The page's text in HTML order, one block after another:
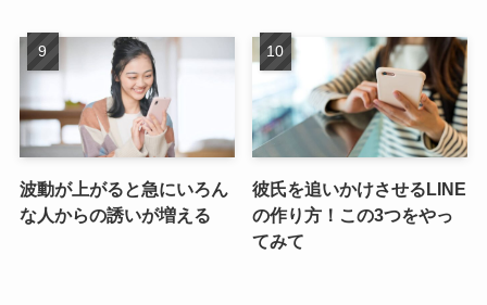
波動が上がると急にいろん
な人からの誘いが増える
彼氏を追いかけさせるLINE
の作り方！この3つをやっ
てみて